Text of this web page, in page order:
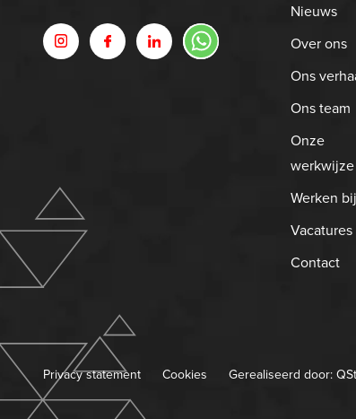
Nieuws
Over ons
Ons
Ons team
Onze
werkwijze
Werken bij
Vacatures
Contact
Privacy statement Cookies Gerealiseerd door: